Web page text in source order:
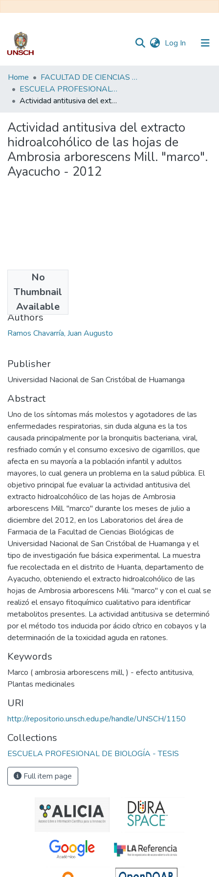
Log In (current)
Communities
&
Collections
Statistics
Home
FACULTAD DE CIENCIAS BIOLÓGICAS
ESCUELA PROFESIONAL DE BIOLOGÍA - TESIS
Actividad antitusiva del extracto hidroalcohólico de las hojas de Ambrosia arborescens Mill. "marco". Ayacucho - 2012
Actividad antitusiva del extracto
hidroalcohólico de las hojas de
Ambrosia arborescens Mill. "marco".
Ayacucho - 2012
No
Thumbnail
Available
2013
Authors
Ramos Chavarría, Juan Augusto
Publisher
Universidad Nacional de San Cristóbal de Huamanga
Abstract
Uno de los síntomas más molestos y agotadores de las
enfermedades respiratorias, sin duda alguna es la tos
causada principalmente por la bronquitis bacteriana, viral,
resfriado común y el consumo excesivo de cigarrillos, que
afecta en su mayoría a la población infantil y adultos
mayores, lo cual genera un problema en la salud pública. El
objetivo principal fue evaluar la actividad antitusiva del
extracto hidroalcohólico de las hojas de Ambrosia
arborescens Mill. "marco" durante los meses de julio a
diciembre del 2012, en los Laboratorios del área de
Farmacia de la Facultad de Ciencias Biológicas de
Universidad Nacional de San Cristóbal de Huamanga y el
tipo de investigación fue básica experimental. La muestra
fue recolectada en el distrito de Huanta, departamento de
Ayacucho, obteniendo el extracto hidroalcohólico de las
hojas de Ambrosia arborescens Mili. "marco" y con el cual se
realizó el ensayo fitoquímico cualitativo para identificar
metabolitos presentes. La actividad antitusiva se determinó
por el método tos inducida por ácido cítrico en cobayos y la
determinación de la toxicidad aguda en ratones.
Keywords
Marco ( ambrosia arborescens mill, ) - efecto antitusiva,
Plantas medicinales
URI
http://repositorio.unsch.edu.pe/handle/UNSCH/1150
Collections
ESCUELA PROFESIONAL DE BIOLOGÍA - TESIS
Full item page